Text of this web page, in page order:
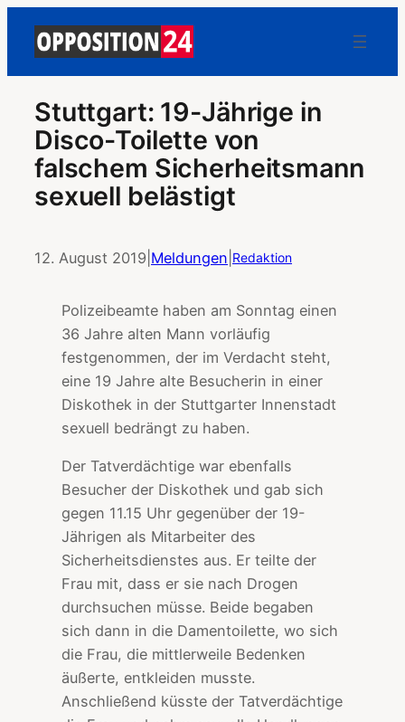
Stuttgart: 19-Jährige in
Disco-Toilette von
falschem Sicherheitsmann
sexuell belästigt
12. August 2019 Meldungen Redaktion
Polizeibeamte haben am Sonntag einen
36 Jahre alten Mann vorläufig
festgenommen, der im Verdacht steht,
eine 19 Jahre alte Besucherin in einer
Diskothek in der Stuttgarter Innenstadt
sexuell bedrängt zu haben.
Der Tatverdächtige war ebenfalls
Besucher der Diskothek und gab sich
gegen 11.15 Uhr gegenüber der 19-
Jährigen als Mitarbeiter des
Sicherheitsdienstes aus. Er teilte der
Frau mit, dass er sie nach Drogen
durchsuchen müsse. Beide begaben
sich dann in die Damentoilette, wo sich
die Frau, die mittlerweile Bedenken
äußerte, entkleiden musste.
Anschließend küsste der Tatverdächtige